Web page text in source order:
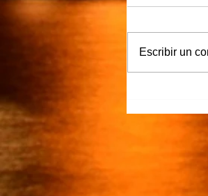
familiares y
Escribir un